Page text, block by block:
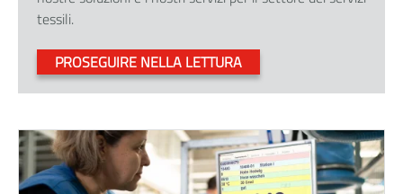
tessili.
PROSEGUIRE NELLA LETTURA